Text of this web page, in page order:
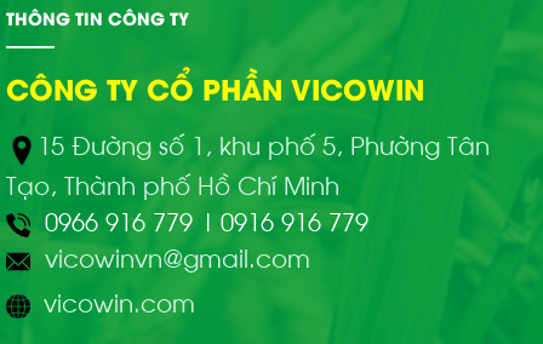
THÔNG TIN CÔNG TY
CÔNG TY CỔ PHẦN VICOWIN
15 Đường số 1, khu phố 5, Phường Tân
Tạo, Thành phố Hồ Chí Minh
0966 916 779 | 0916 916 779
vicowinvn@gmail.com
vicowin.com